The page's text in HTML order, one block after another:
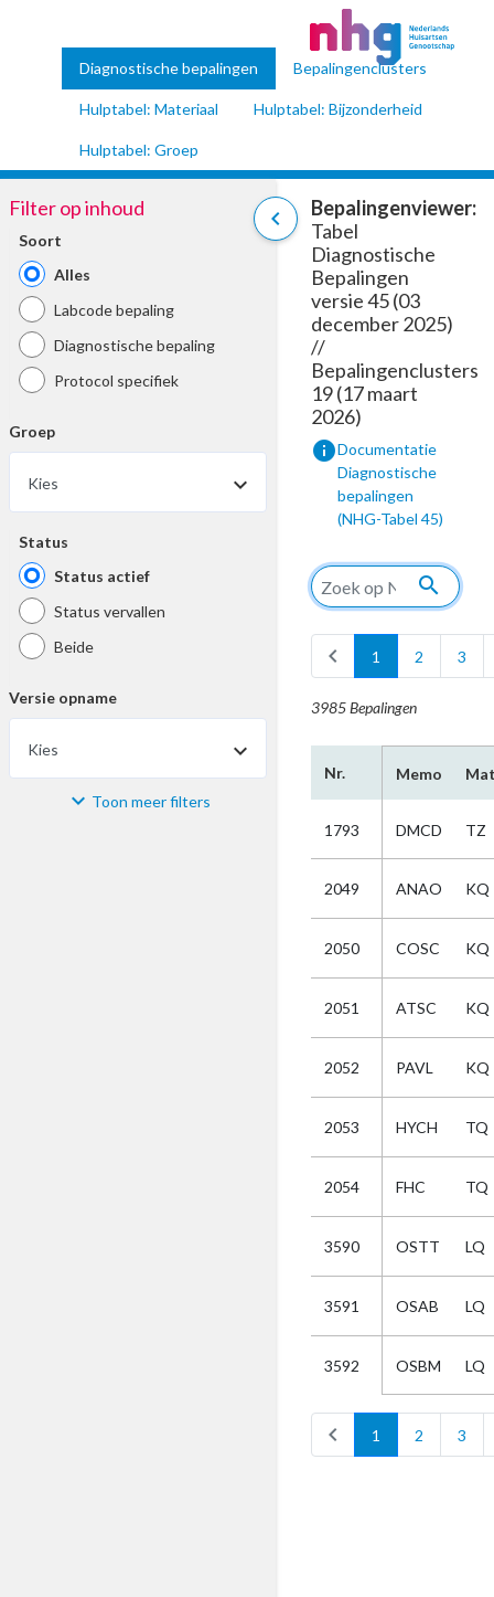
Diagnostische bepalingen Bepalingenclusters
Hulptabel: Materiaal Hulptabel: Bijzonderheid
Hulptabel: Groep
chevron_left
Filter op inhoud
Soort
Alles
Labcode bepaling
Diagnostische bepaling
Protocol specifiek
Groep
Kies
Status
Status actief
Status vervallen
Beide
Versie opname
Kies
Materiaal Toon meer filters
Bepalingenviewer:
Tabel
Diagnostische
Bepalingen
versie 45 (03
december 2025)
//
Bepalingenclusters
19 (17 maart
2026)
infoDocumentatie
Diagnostische
bepalingen
(NHG-Tabel 45)
search
chevron_left 1 2 3
3985 Bepalingen
Nr. Memo
1793 DMCD TZ
2049 ANAO KQ
2050 COSC KQ
2051 ATSC KQ
2052 PAVL KQ
2053 HYCH TQ
2054 FHC TQ
3590 OSTT LQ
3591 OSAB LQ
3592 OSBM LQ
chevron_left 1 2 3